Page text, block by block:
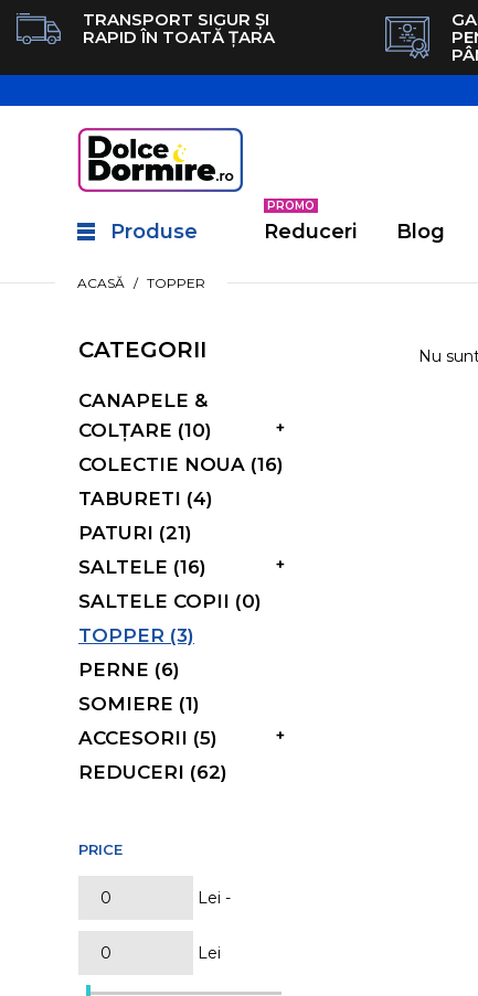
TRANSPORT SIGUR ȘI
RAPID ÎN TOATĂ ȚARA
Produse Reduceri
PROMO
Blog
ACASĂ TOPPER
CATEGORII
CANAPELE &
COLȚARE (10)
+
COLECTIE NOUA (16)
TABURETI (4)
PATURI (21)
SALTELE (16)
+
SALTELE COPII (0)
TOPPER (3)
PERNE (6)
SOMIERE (1)
ACCESORII (5)
+
REDUCERI (62)
PRICE
Lei -
Lei
Nu